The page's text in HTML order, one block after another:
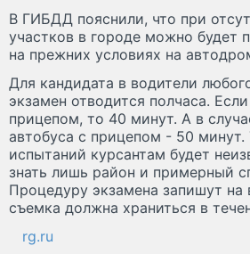
В ГИБДД пояснили, что при
участков в городе можно будет
на прежних условиях на
Для кандидата в водители
экзамен отводится полчаса.
прицепом, то 40 минут. А в
автобуса с прицепом - 50
испытаний курсантам будет
знать лишь район и примерный
Процедуру экзамена запишут на
съемка должна храниться в
rg.ru